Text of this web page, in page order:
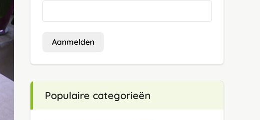
Aanmelden
Populaire categorieën